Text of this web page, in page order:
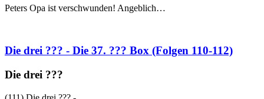
Peters Opa ist verschwunden! Angeblich…
Die drei ??? - Die 37. ??? Box (Folgen 110-112)
Die drei ???